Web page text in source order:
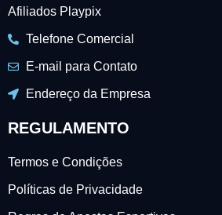
Afiliados Playpix
Telefone Comercial
E-mail para Contato
Endereço da Empresa
REGULAMENTO
Termos e Condições
Políticas de Privacidade